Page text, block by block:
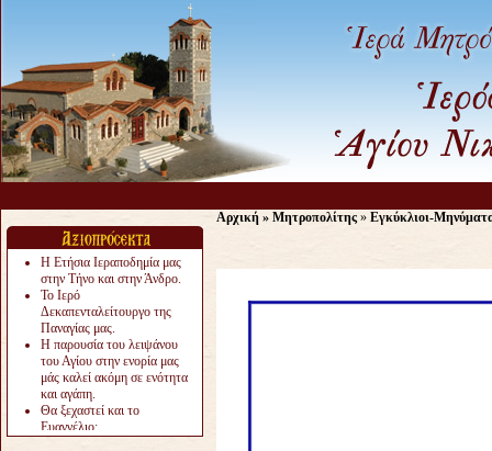
Η Ετήσια Ιεραποδημία μας
στην Τήνο και στην Άνδρο.
Το Ιερό
Δεκαπενταλείτουργο της
Παναγίας μας.
Η παρουσία του λειψάνου
του Αγίου στην ενορία μας
μάς καλεί ακόμη σε ενότητα
και αγάπη.
Θα ξεχαστεί και το
Ευαγγέλιο;
Αρχική » Μητροπολίτης » Εγκύκλιοι-